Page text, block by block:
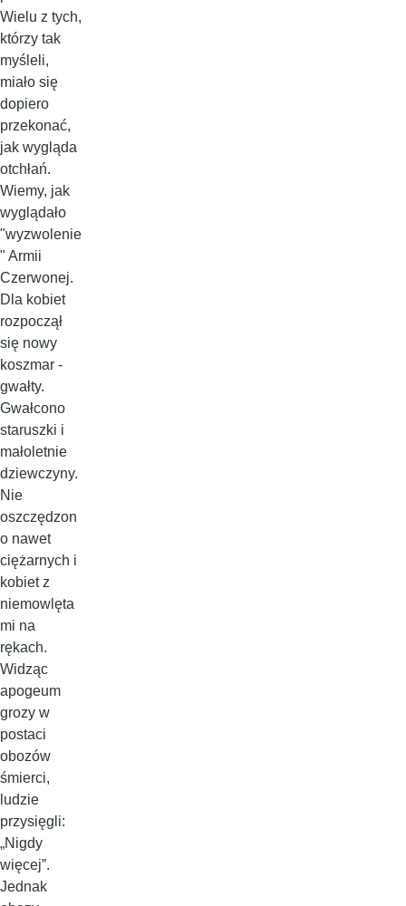
Wielu z tych,
którzy tak
myśleli,
miało się
dopiero
przekonać,
jak wygląda
otchłań.
Wiemy, jak
wyglądało
"wyzwolenie
" Armii
Czerwonej.
Dla kobiet
rozpoczął
się nowy
koszmar -
gwałty.
Gwałcono
staruszki i
małoletnie
dziewczyny.
Nie
oszczędzon
o nawet
ciężarnych i
kobiet z
niemowlęta
mi na
rękach.
Widząc
apogeum
grozy w
postaci
obozów
śmierci,
ludzie
przysięgli:
„Nigdy
więcej”.
Jednak